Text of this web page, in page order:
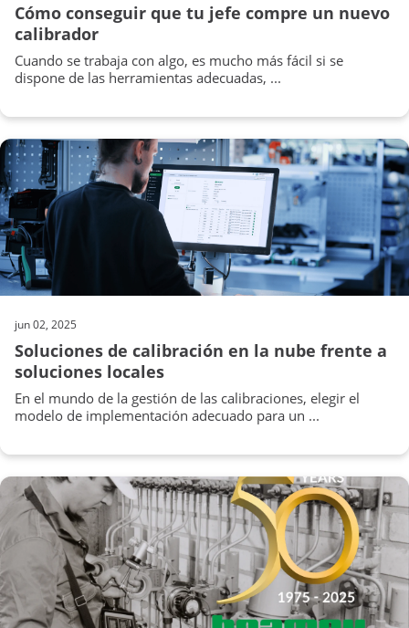
Cómo conseguir que tu jefe compre un nuevo
calibrador
Cuando se trabaja con algo, es mucho más fácil si se
dispone de las herramientas adecuadas, ...
jun 02, 2025
Soluciones de calibración en la nube frente a
soluciones locales
En el mundo de la gestión de las calibraciones, elegir el
modelo de implementación adecuado para un ...